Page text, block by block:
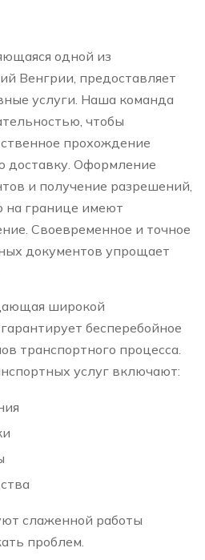
одной из
Венгрии, предоставляет
услуги. Наша команда
чтобы
прохождение
доставку. Оформление
и получение разрешений,
на границе имеют
Своевременное и точное
документов упрощает
широкой
бесперебойное
транспортного процесса.
услуг включают:
слаженной работы
проблем.